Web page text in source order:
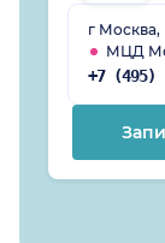
г Москва,
МЦД